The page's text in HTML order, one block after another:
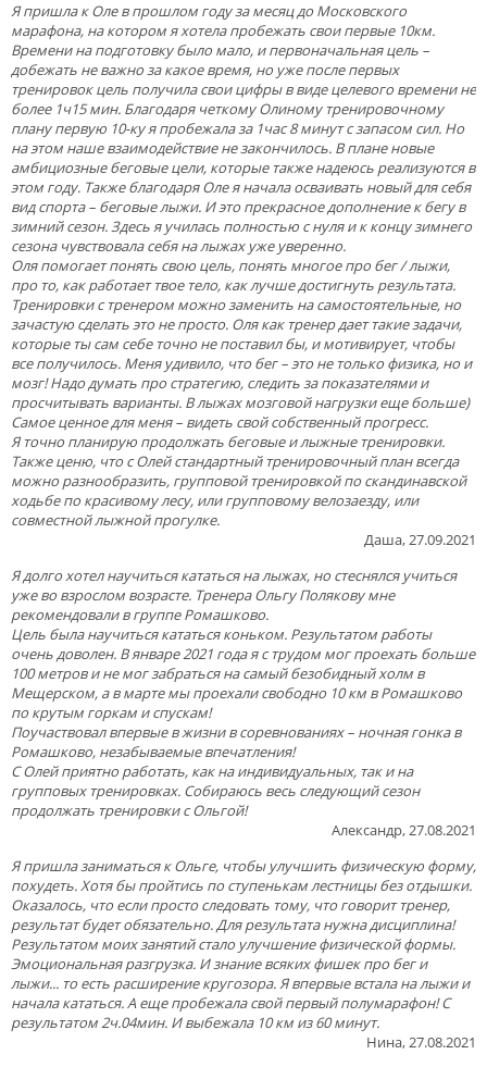
Я пришла к Оле в прошлом году за месяц до Московского
марафона, на котором я хотела пробежать свои первые 10км.
Времени на подготовку было мало, и первоначальная цель –
добежать не важно за какое время, но уже после первых
тренировок цель получила свои цифры в виде целевого времени не
более 1ч15 мин. Благодаря четкому Олиному тренировочному
плану первую 10-ку я пробежала за 1час 8 минут с запасом сил. Но
на этом наше взаимодействие не закончилось. В плане новые
амбициозные беговые цели, которые также надеюсь реализуются в
этом году. Также благодаря Оле я начала осваивать новый для себя
вид спорта – беговые лыжи. И это прекрасное дополнение к бегу в
зимний сезон. Здесь я училась полностью с нуля и к концу зимнего
сезона чувствовала себя на лыжах уже уверенно.
Оля помогает понять свою цель, понять многое про бег / лыжи,
про то, как работает твое тело, как лучше достигнуть результата.
Тренировки с тренером можно заменить на самостоятельные, но
зачастую сделать это не просто. Оля как тренер дает такие задачи,
которые ты сам себе точно не поставил бы, и мотивирует, чтобы
все получилось. Меня удивило, что бег – это не только физика, но и
мозг! Надо думать про стратегию, следить за показателями и
просчитывать варианты. В лыжах мозговой нагрузки еще больше)
Самое ценное для меня – видеть свой собственный прогресс.
Я точно планирую продолжать беговые и лыжные тренировки.
Также ценю, что с Олей стандартный тренировочный план всегда
можно разнообразить, групповой тренировкой по скандинавской
ходьбе по красивому лесу, или групповому велозаезду, или
совместной лыжной прогулке.
Даша, 27.09.2021
Я долго хотел научиться кататься на лыжах, но стеснялся учиться
уже во взрослом возрасте. Тренера Ольгу Полякову мне
рекомендовали в группе Ромашково.
Цель была научиться кататься коньком. Результатом работы
очень доволен. В январе 2021 года я с трудом мог проехать больше
100 метров и не мог забраться на самый безобидный холм в
Мещерском, а в марте мы проехали свободно 10 км в Ромашково
по крутым горкам и спускам!
Поучаствовал впервые в жизни в соревнованиях – ночная гонка в
Ромашково, незабываемые впечатления!
С Олей приятно работать, как на индивидуальных, так и на
групповых тренировках. Собираюсь весь следующий сезон
продолжать тренировки с Ольгой!
Александр, 27.08.2021
Я пришла заниматься к Ольге, чтобы улучшить физическую форму,
похудеть. Хотя бы пройтись по ступенькам лестницы без отдышки.
Оказалось, что если просто следовать тому, что говорит тренер,
результат будет обязательно. Для результата нужна дисциплина!
Результатом моих занятий стало улучшение физической формы.
Эмоциональная разгрузка. И знание всяких фишек про бег и
лыжи... то есть расширение кругозора. Я впервые встала на лыжи и
начала кататься. А еще пробежала свой первый полумарафон! С
результатом 2ч.04мин. И выбежала 10 км из 60 минут.
Нина, 27.08.2021